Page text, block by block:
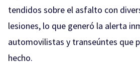
tendidos sobre el asfalto con
lesiones, lo que generó la alerta
automovilistas y transeúntes que
hecho.